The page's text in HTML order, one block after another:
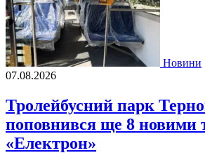
Новини
07.08.2026
Тролейбусний парк
поповнився ще 8 новими
«Електрон»